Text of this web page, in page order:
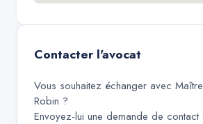
Contacter l'avocat
Vous souhaitez échanger avec
Robin ?
Envoyez-lui une demande de contact